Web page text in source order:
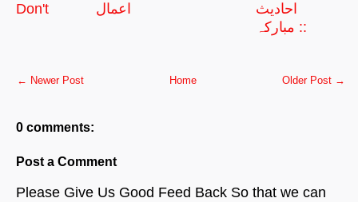
Don't
اعمال
احادیث
مبارکہ ::
← Newer Post Older Post →
Home
0 comments:
Post a Comment
Please Give Us Good Feed Back So that we can